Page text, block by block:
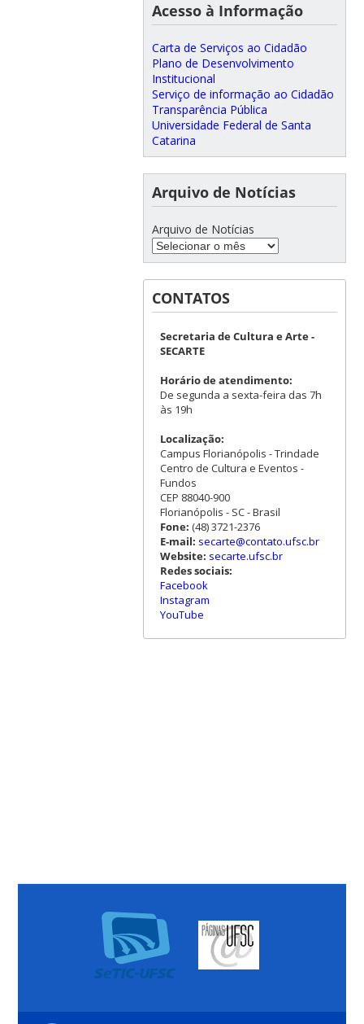
Acesso à Informação
Carta de Serviços ao Cidadão
Plano de Desenvolvimento
Institucional
Serviço de informação ao Cidadão
Transparência Pública
Universidade Federal de Santa
Catarina
Arquivo de Notícias
Arquivo de Notícias
CONTATOS
Secretaria de Cultura e Arte -
SECARTE
Horário de atendimento:
De segunda a sexta-feira das 7h
às 19h
Localização:
Campus Florianópolis - Trindade
Centro de Cultura e Eventos -
Fundos
CEP 88040-900
Florianópolis - SC - Brasil
Fone: (48) 3721-2376
E-mail: secarte@contato.ufsc.br
Website: secarte.ufsc.br
Redes sociais:
Facebook
Instagram
YouTube